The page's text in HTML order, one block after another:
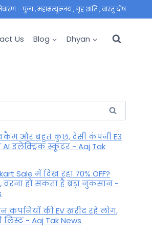
- पूजा , महाम्रत्युन्जय , गृह शांति , वास्तु दोष
Us Blog Dhyan
और बहुत कुछ, देसी कंपनी E3
इलेक्ट्रिक स्कूटर - Aaj Tak
Sale में दिख रहा 70% OFF?
हो सकता है बड़ा नुकसान -
कंपनियों की EV खरीद रहे लोग,
लिस्ट - Aaj Tak News